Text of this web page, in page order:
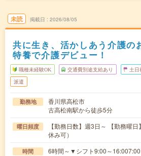
未読 掲載日 2026/08/05
共に生き、活かしあう介護の
特養で介護デビュー！
職種未経験OK 交通費別途支給あり 土日
派遣
勤務地
香川県高松市
古高松南駅から徒歩5分
曜日頻度
【勤務日数】週3日～ 【勤務曜
休み可）
時間 6時間～▼シフト9:00～